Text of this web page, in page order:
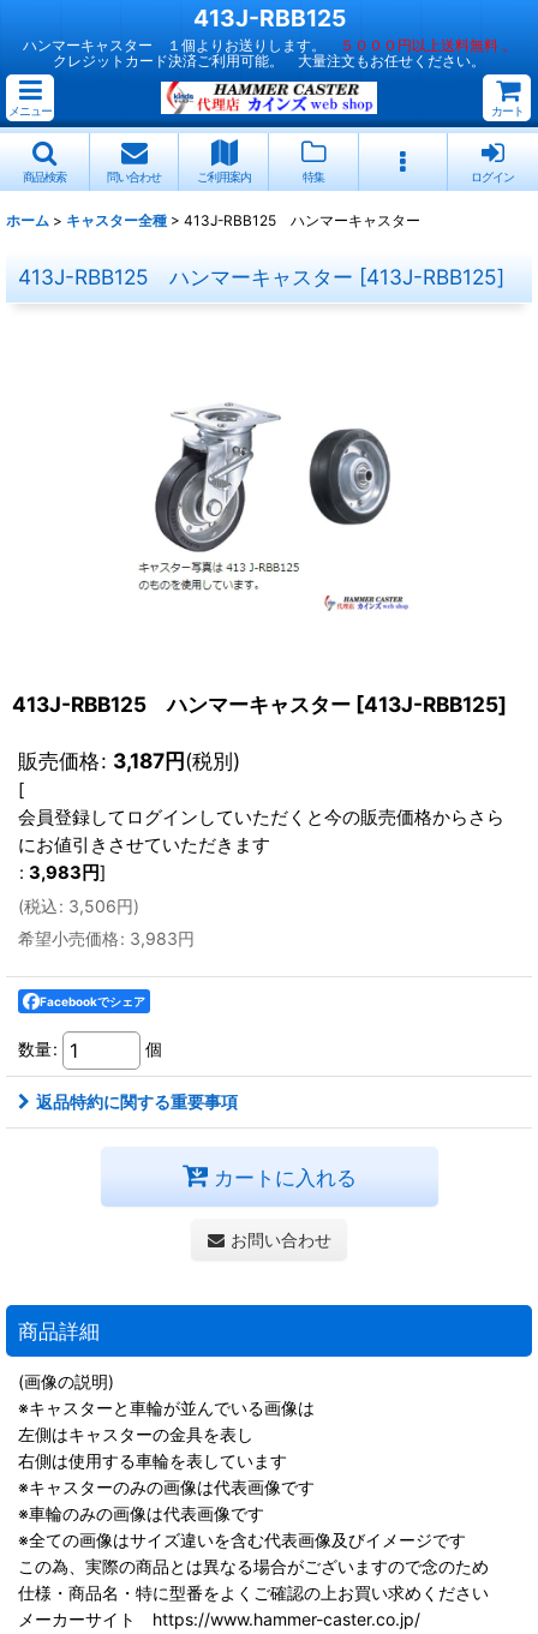
413J-RBB125
ハンマーキャスター １個よりお送りします。
５０００円以上送料無料 。
クレジットカード決済ご利用可能。 大量注文もお任せください。
メニュー カート
商品検索 問い合わせ ご利用案内 特集 ログイン
ホーム > キャスター全種 > 413J-RBB125 ハンマーキャスター
413J-RBB125 ハンマーキャスター [413J-RBB125]
413J-RBB125 ハンマーキャスター [413J-RBB125]
販売価格: 3,187円(税別)
[
会員登録してログインしていただくと今の販売価格からさら
にお値引きさせていただきます
: 3,983 円]
(税込: 3,506円)
希望小売価格: 3,983円
Facebookでシェア
数量: 個
返品特約に関する重要事項
カートに入れる
お問い合わせ
商品詳細
(画像の説明)
※キャスターと車輪が並んでいる画像は
左側はキャスターの金具を表し
右側は使用する車輪を表しています
※キャスターのみの画像は代表画像です
※車輪のみの画像は代表画像です
※全ての画像はサイズ違いを含む代表画像及びイメージです
この為、実際の商品とは異なる場合がございますので念のため
仕様・商品名・特に型番をよくご確認の上お買い求めください
メーカーサイト https://www.hammer-caster.co.jp/